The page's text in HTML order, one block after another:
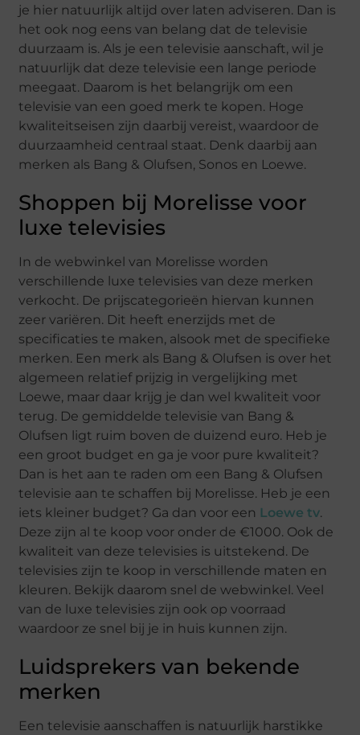
je hier natuurlijk altijd over laten adviseren. Dan is
het ook nog eens van belang dat de televisie
duurzaam is. Als je een televisie aanschaft, wil je
natuurlijk dat deze televisie een lange periode
meegaat. Daarom is het belangrijk om een
televisie van een goed merk te kopen. Hoge
kwaliteitseisen zijn daarbij vereist, waardoor de
duurzaamheid centraal staat. Denk daarbij aan
merken als Bang & Olufsen, Sonos en Loewe.
Shoppen bij Morelisse voor
luxe televisies
In de webwinkel van Morelisse worden
verschillende luxe televisies van deze merken
verkocht. De prijscategorieën hiervan kunnen
zeer variëren. Dit heeft enerzijds met de
specificaties te maken, alsook met de specifieke
merken. Een merk als Bang & Olufsen is over het
algemeen relatief prijzig in vergelijking met
Loewe, maar daar krijg je dan wel kwaliteit voor
terug. De gemiddelde televisie van Bang &
Olufsen ligt ruim boven de duizend euro. Heb je
een groot budget en ga je voor pure kwaliteit?
Dan is het aan te raden om een Bang & Olufsen
televisie aan te schaffen bij Morelisse. Heb je een
iets kleiner budget? Ga dan voor een Loewe tv.
Deze zijn al te koop voor onder de €1000. Ook de
kwaliteit van deze televisies is uitstekend. De
televisies zijn te koop in verschillende maten en
kleuren. Bekijk daarom snel de webwinkel. Veel
van de luxe televisies zijn ook op voorraad
waardoor ze snel bij je in huis kunnen zijn.
Luidsprekers van bekende
merken
Een televisie aanschaffen is natuurlijk harstikke